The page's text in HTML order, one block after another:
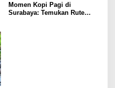
Momen Kopi Pagi di
Surabaya: Temukan Rute